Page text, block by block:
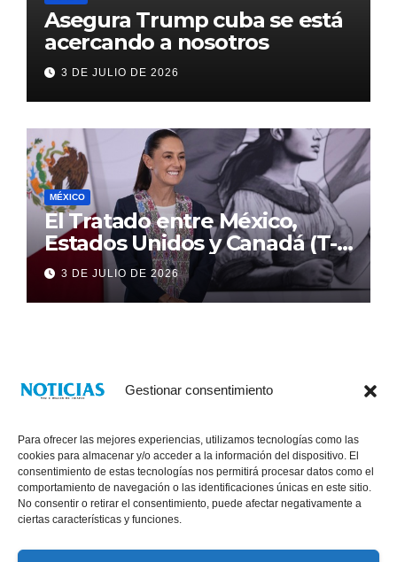
Gestionar consentimiento
Para ofrecer las mejores experiencias, utilizamos tecnologías como las
cookies para almacenar y/o acceder a la información del dispositivo. El
consentimiento de estas tecnologías nos permitirá procesar datos como el
comportamiento de navegación o las identificaciones únicas en este sitio.
No consentir o retirar el consentimiento, puede afectar negativamente a
ciertas características y funciones.
Asegura Trump cuba se está
acercando a nosotros
3 DE JULIO DE 2026
MÉXICO
El Tratado entre México,
Estados Unidos y Canadá (T-
MEC) se mantiene hasta el
2036: Presidenta Claudia
Sheinbaum
3 DE JULIO DE 2026
® Derechos Reservados 2026|